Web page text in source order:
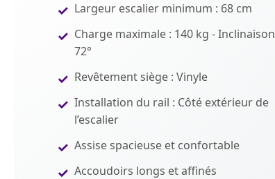
Largeur escalier minimum : 68 cm
Charge maximale : 140 kg - Inclinaison
72°
Revêtement siège : Vinyle
Installation du rail : Côté extérieur de
l’escalier
Assise spacieuse et confortable
Accoudoirs longs et affinés